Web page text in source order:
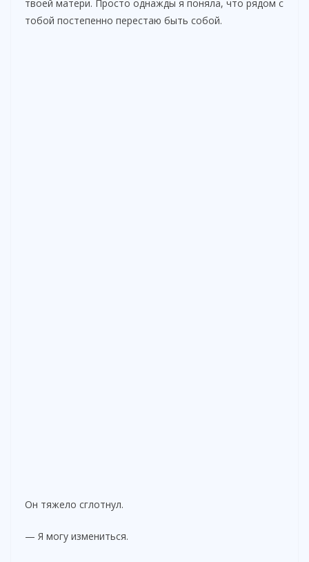
твоей матери. Просто однажды я поняла, что рядом с
тобой постепенно перестаю быть собой.
Он тяжело сглотнул.
— Я могу измениться.